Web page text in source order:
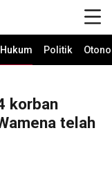
Hukum Politik
korban
telah